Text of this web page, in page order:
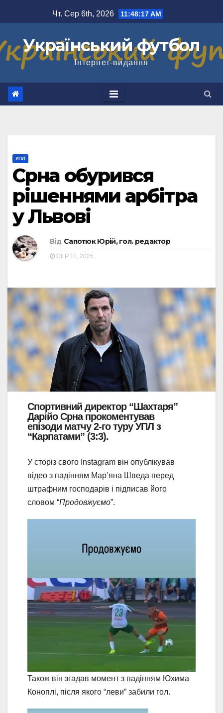
до
Чт. Сер 6th, 2026 11:48:18 AM
Український футбол
Інтернет-видання
УПЛ
Срна обурився
рішеннями арбітра
у Львові
Від Сапотюк Юрій, гол. редактор
СЕР 11, 2025
Спортивний директор “Шахтаря”
Дарійо Срна прокоментував
епізоди матчу 2-го туру УПЛ з
“Карпатами” (3:3).
У сторіз свого Instagram він опублікував
відео з падінням Мар’яна Шведа перед
штрафним господарів і підписав його
словом “Продовжуємо”.
Також він згадав момент з падінням Юхима
Коноплі, після якого “леви” забили гол.